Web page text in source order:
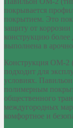
покрывается
покрытием. Это
защиту от
конструкцию
выполнена в
Конструкция ОМ-2
подходит для
условиях.
полимерным
общественного
междугородных
комфортное и